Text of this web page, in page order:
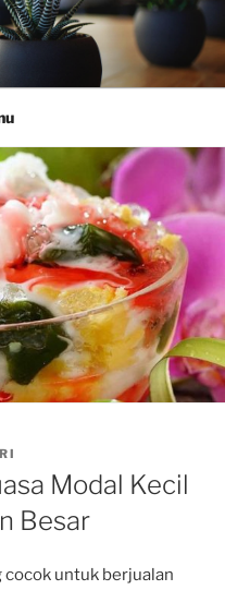
Modal Kecil
Besar
cocok untuk berjualan